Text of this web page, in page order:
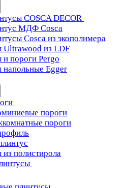
COSCA DECOR
МДФ Cosca
Cosca из экополимера
Ultrawood из LDF
пороги Pergo
напольные Egger
пороги
пороги
полистирола